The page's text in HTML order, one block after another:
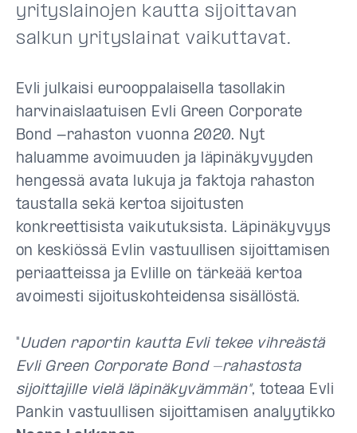
yrityslainojen kautta sijoittavan
salkun yrityslainat vaikuttavat.
Evli julkaisi eurooppalaisella tasollakin
harvinaislaatuisen Evli Green Corporate
Bond -rahaston vuonna 2020. Nyt
haluamme avoimuuden ja läpinäkyvyyden
hengessä avata lukuja ja faktoja rahaston
taustalla sekä kertoa sijoitusten
konkreettisista vaikutuksista. Läpinäkyvyys
on keskiössä Evlin vastuullisen sijoittamisen
periaatteissa ja Evlille on tärkeää kertoa
avoimesti sijoituskohteidensa sisällöstä.
"Uuden raportin kautta Evli tekee vihreästä
Evli Green Corporate Bond -rahastosta
sijoittajille vielä läpinäkyvämmän", toteaa Evli
Pankin vastuullisen sijoittamisen analyytikko